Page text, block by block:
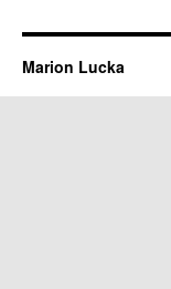
Marion Lucka